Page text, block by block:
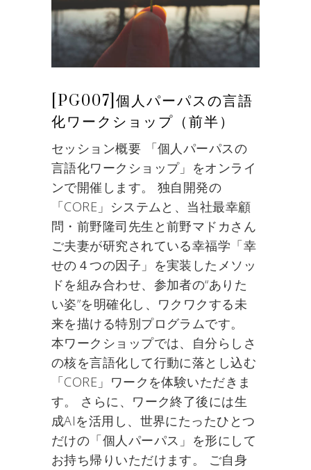
[PG007]個人パーパスの言語
化ワークショップ（前半）
セッション概要 「個人パーパスの
言語化ワークショップ」をオンライ
ンで開催します。 独自開発の
「CORE」システムと、当社最幸顧
問・前野隆司先生と前野マドカさん
ご夫妻が研究されている幸福学「幸
せの４つの因子」を実装したメソッ
ドを組み合わせ、参加者の“ありた
い姿”を明確化し、ワクワクする未
来を描ける特別プログラムです。
本ワークショップでは、自分らしさ
の核を言語化して行動に落とし込む
「CORE」ワークを体験いただきま
す。 さらに、ワーク終了後には生
成AIを活用し、世界にたったひとつ
だけの「個人パーパス」を形にして
お持ち帰りいただけます。 ご自身